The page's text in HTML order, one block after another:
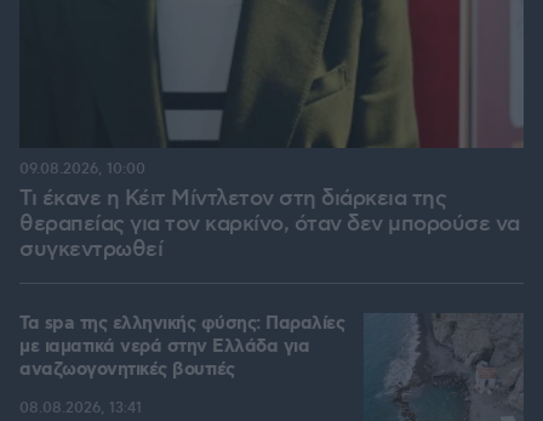
Τι έκανε η Κέιτ Μίντλετον στη διάρκεια της
θεραπείας για τον καρκίνο, όταν δεν μπορούσε να
συγκεντρωθεί
09.08.2026, 10:00
Τα spa της ελληνικής φύσης: Παραλίες
με ιαματικά νερά στην Ελλάδα για
αναζωογονητικές βουτιές
08.08.2026, 13:41